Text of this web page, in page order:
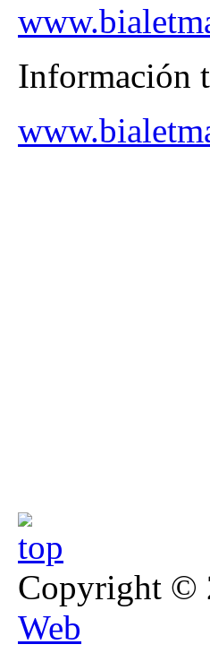
Información
Copyright ©
Web